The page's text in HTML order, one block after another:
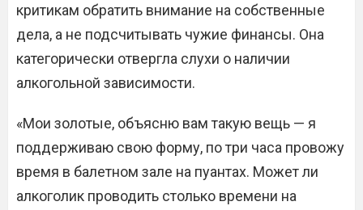
критикам обратить внимание на собственные
дела, а не подсчитывать чужие финансы. Она
категорически отвергла слухи о наличии
алкогольной зависимости.
«Мои золотые, объясню вам такую вещь — я
поддерживаю свою форму, по три часа провожу
время в балетном зале на пуантах. Может ли
алкоголик проводить столько времени на